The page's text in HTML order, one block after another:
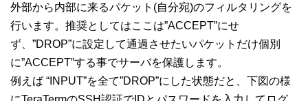
外部から内部に来るパケット(自分宛)のフィルタリングを
行います。推奨としてはここは”ACCEPT”にせ
ず、”DROP”に設定して通過させたいパケットだけ個別
に”ACCEPT”する事でサーバを保護します。
例えば “INPUT”を全て”DROP”にした状態だと、下図の様